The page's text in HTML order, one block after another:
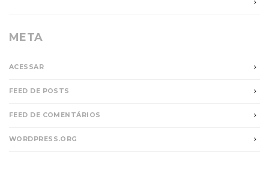
META
ACESSAR
FEED DE POSTS
FEED DE COMENTÁRIOS
WORDPRESS.ORG